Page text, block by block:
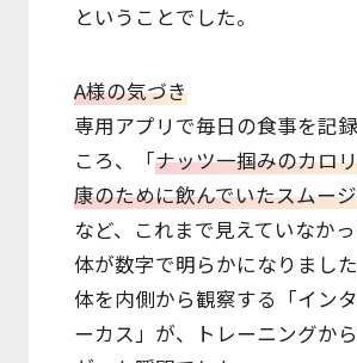
ということでした。
A様の気づき
専用アプリで毎日の食事を記
ころ、「ナッツ一掴みのカロ
康のために飲んでいたスムー
など、これまで見えていなか
体が数字で明らかになりまし
体を内側から観察する「イン
ーカス」が、トレーニングか